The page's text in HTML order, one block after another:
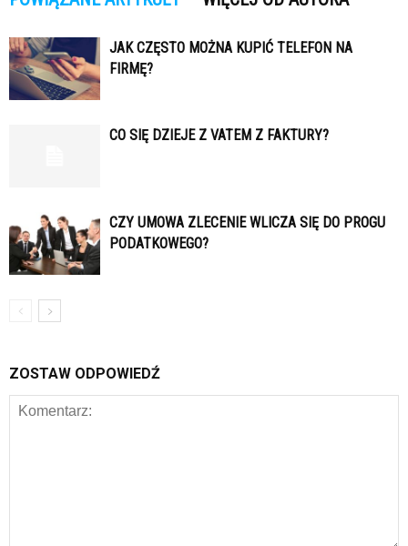
JAK CZĘSTO MOŻNA KUPIĆ TELEFON NA
FIRMĘ?
CO SIĘ DZIEJE Z VATEM Z FAKTURY?
CZY UMOWA ZLECENIE WLICZA SIĘ DO PROGU
PODATKOWEGO?
ZOSTAW ODPOWIEDŹ